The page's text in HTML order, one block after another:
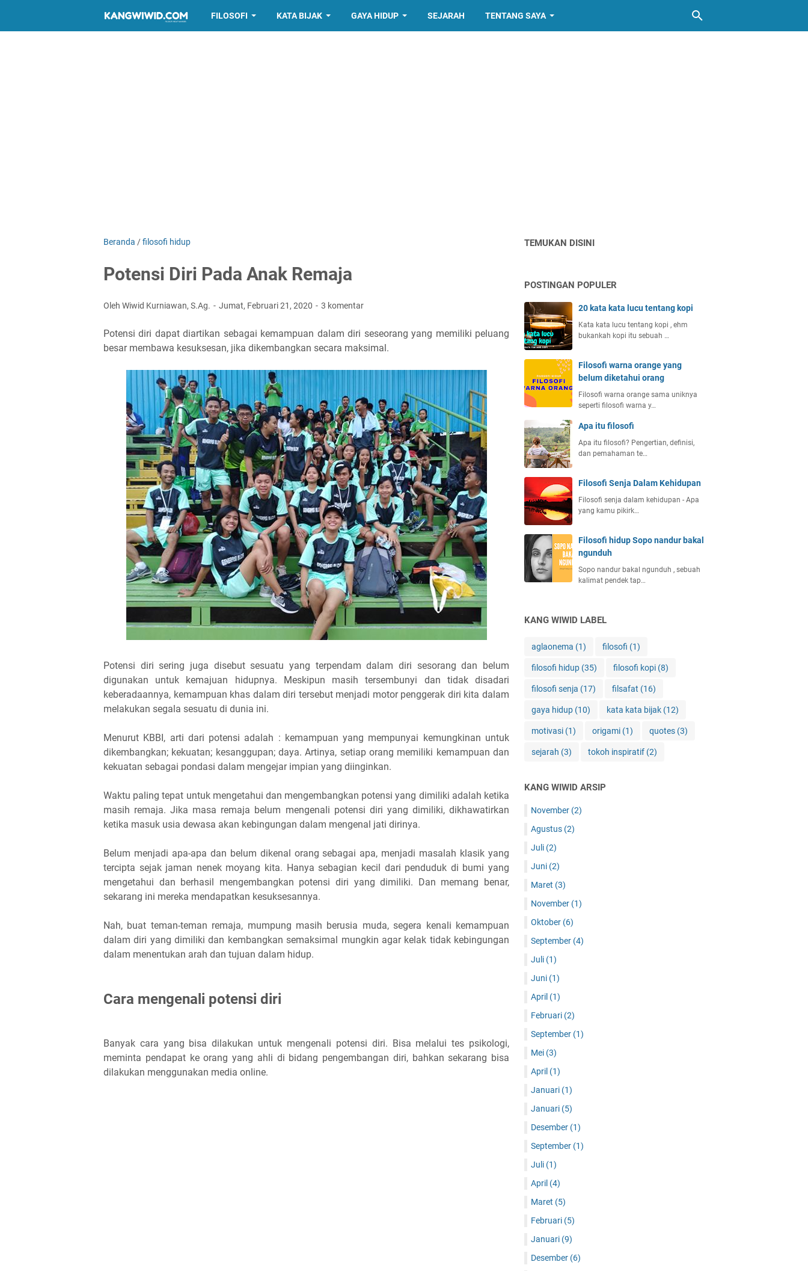
FILOSOFI KATA BIJAK GAYA HIDUP SEJARAH TENTANG SAYA
Beranda /filosofi hidup
Potensi Diri Pada Anak Remaja
Oleh Wiwid Kurniawan, S.Ag. Jumat, Februari 21, 2020 3 komentar
Potensi diri dapat diartikan sebagai kemampuan dalam diri seseorang yang memiliki peluang
besar membawa kesuksesan, jika dikembangkan secara maksimal.
Potensi diri sering juga disebut sesuatu yang terpendam dalam diri sesorang dan belum
digunakan untuk kemajuan hidupnya. Meskipun masih tersembunyi dan tidak disadari
keberadaannya, kemampuan khas dalam diri tersebut menjadi motor penggerak diri kita dalam
melakukan segala sesuatu di dunia ini.
Menurut KBBI, arti dari potensi adalah : kemampuan yang mempunyai kemungkinan untuk
dikembangkan; kekuatan; kesanggupan; daya. Artinya, setiap orang memiliki kemampuan dan
kekuatan sebagai pondasi dalam mengejar impian yang diinginkan.
Waktu paling tepat untuk mengetahui dan mengembangkan potensi yang dimiliki adalah ketika
masih remaja. Jika masa remaja belum mengenali potensi diri yang dimiliki, dikhawatirkan
ketika masuk usia dewasa akan kebingungan dalam mengenal jati dirinya.
Belum menjadi apa-apa dan belum dikenal orang sebagai apa, menjadi masalah klasik yang
tercipta sejak jaman nenek moyang kita. Hanya sebagian kecil dari penduduk di bumi yang
mengetahui dan berhasil mengembangkan potensi diri yang dimiliki. Dan memang benar,
sekarang ini mereka mendapatkan kesuksesannya.
Nah, buat teman-teman remaja, mumpung masih berusia muda, segera kenali kemampuan
dalam diri yang dimiliki dan kembangkan semaksimal mungkin agar kelak tidak kebingungan
dalam menentukan arah dan tujuan dalam hidup.
Cara mengenali potensi diri
Banyak cara yang bisa dilakukan untuk mengenali potensi diri. Bisa melalui tes psikologi,
meminta pendapat ke orang yang ahli di bidang pengembangan diri, bahkan sekarang bisa
dilakukan menggunakan media online.
TEMUKAN DISINI
POSTINGAN POPULER
20 kata kata lucu tentang kopi
Kata kata lucu tentang kopi , ehm
bukankah kopi itu sebuah …
Filosofi warna orange yang
belum diketahui orang
Filosofi warna orange sama uniknya
seperti filosofi warna y…
Apa itu filosofi
Apa itu filosofi? Pengertian, definisi,
dan pemahaman te…
Filosofi Senja Dalam Kehidupan
Filosofi senja dalam kehidupan - Apa
yang kamu pikirk…
Filosofi hidup Sopo nandur bakal
ngunduh
Sopo nandur bakal ngunduh , sebuah
kalimat pendek tap…
KANG WIWID LABEL
aglaonema (1) filosofi (1)
filosofi hidup (35) filosofi kopi (8)
filosofi senja (17) filsafat (16)
gaya hidup (10) kata kata bijak (12)
motivasi (1) origami (1) quotes (3)
sejarah (3) tokoh inspiratif (2)
KANG WIWID ARSIP
November (2)
Agustus (2)
Juli (2)
Juni (2)
Maret (3)
November (1)
Oktober (6)
September (4)
Juli (1)
Juni (1)
April (1)
Februari (2)
September (1)
Mei (3)
April (1)
Januari (1)
Januari (5)
Desember (1)
September (1)
Juli (1)
April (4)
Maret (5)
Februari (5)
Januari (9)
Desember (6)